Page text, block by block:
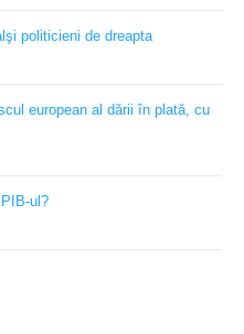
politicieni de dreapta
european al dării în plată, cu
ul?